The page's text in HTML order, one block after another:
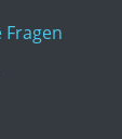
Fragen